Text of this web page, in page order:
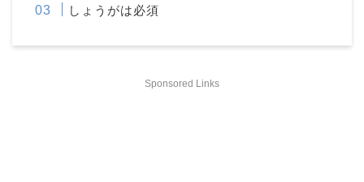
しょうがは必須
Sponsored Links